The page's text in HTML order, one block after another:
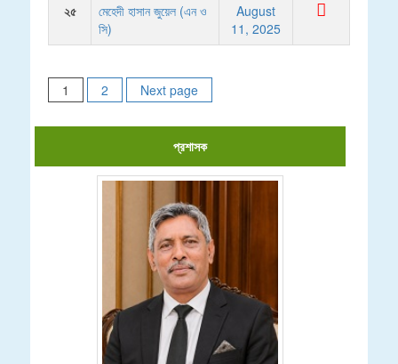
২৫
মেহেদী হাসান জুয়েল (এন ও
সি)
August
11, 2025
Posts
pagination
1 2 Next page
প্রশাসক